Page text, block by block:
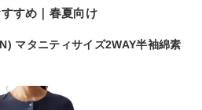
すめ｜春夏向け
マタニティサイズ2WAY半袖綿素